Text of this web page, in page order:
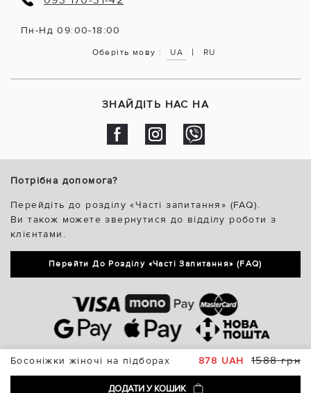
Босоніжки жіночі на підборах 878 UAH 1588 грн
ДОДАТИ У КОШИК
Пн-Нд 09:00-18:00
Оберіть мову : UA | RU
ЗНАЙДІТЬ НАС НА
Потрібна допомога?
Перейдіть до розділу «Часті запитання» (FAQ).
Ви також можете звернутися до відділу роботи з
клієнтами.
Перейти До Розділу «Часті Запитання» (FAQ)